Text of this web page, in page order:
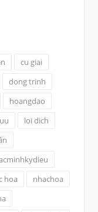
cu giai
dong trinh
hoangdao
loi dich
hoa
nhachoa